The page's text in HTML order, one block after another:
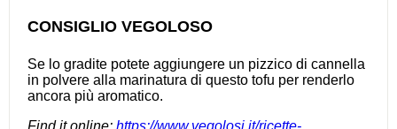
CONSIGLIO VEGOLOSO
Se lo gradite potete aggiungere un pizzico di cannella
in polvere alla marinatura di questo tofu per renderlo
ancora più aromatico.
Find it online: https://www.vegolosi.it/ricette-